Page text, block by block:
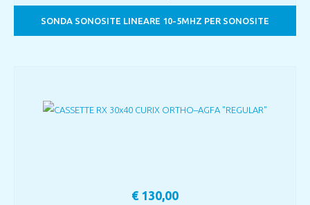
SONDA SONOSITE LINEARE 10-5MHZ PER SONOSITE
€ 130,00